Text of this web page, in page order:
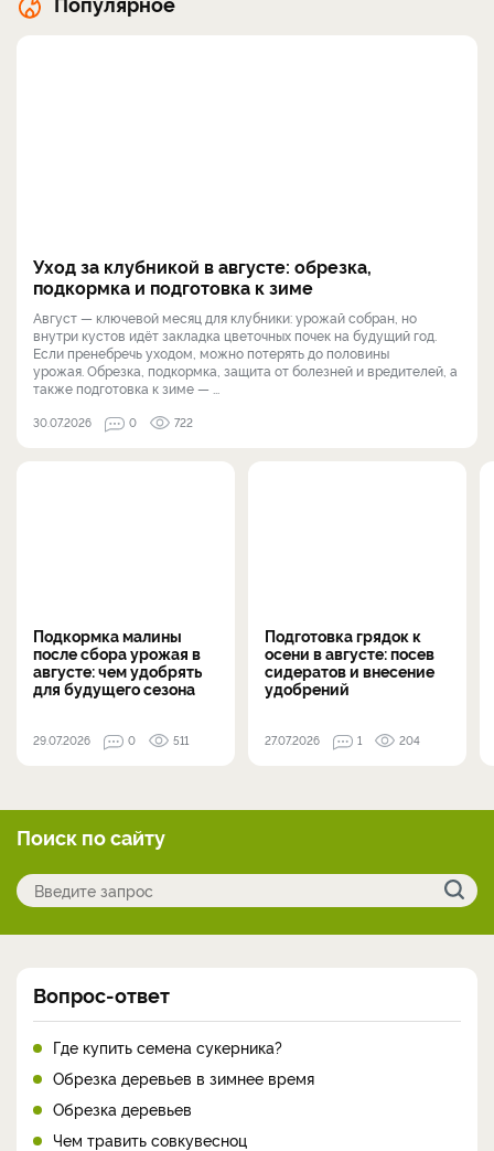
Уход за клубникой в августе: обрезка,
подкормка и подготовка к зиме
Август — ключевой месяц для клубники: урожай собран, но
внутри кустов идёт закладка цветочных почек на будущий год.
Если пренебречь уходом, можно потерять до половины
урожая. Обрезка, подкормка, защита от болезней и вредителей, а
также подготовка к зиме — ...
30.07.2026 0 722
Подкормка малины
после сбора урожая в
августе: чем удобрять
для будущего сезона
29.07.2026 0 511
Подготовка грядок к
осени в августе: посев
сидератов и внесение
удобрений
27.07.2026 1 204
Поиск по сайту
Вопрос-ответ
Где купить семена сукерника?
Обрезка деревьев в зимнее время
Обрезка деревьев
Чем травить совкувесноц